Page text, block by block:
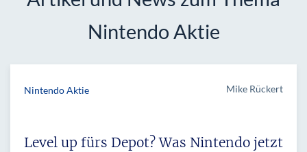
Nintendo Aktie
Nintendo Aktie Mike Rückert
Level up fürs Depot? Was Nintendo jetzt